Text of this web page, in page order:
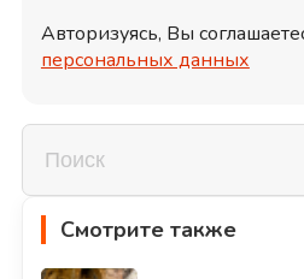
Авторизуясь, Вы
персональных данных
Смотрите также